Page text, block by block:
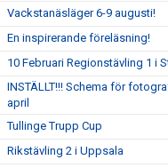
Vackstanäsläger 6-9 augusti!
En inspirerande föreläsning!
10 Februari Regionstävling 1 i
INSTÄLLT!!! Schema för
april
Tullinge Trupp Cup
Rikstävling 2 i Uppsala